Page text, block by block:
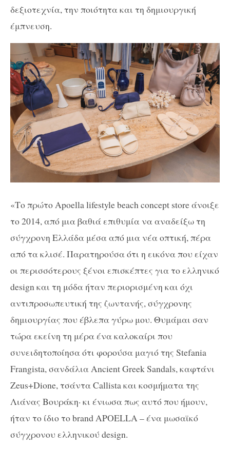
δεξιοτεχνία, την ποιότητα και τη δημιουργική
έμπνευση.
«Το πρώτο Apoella lifestyle beach concept store άνοιξε
το 2014, από μια βαθιά επιθυμία να αναδείξω τη
σύγχρονη Ελλάδα μέσα από μια νέα οπτική, πέρα
από τα κλισέ. Παρατηρούσα ότι η εικόνα που είχαν
οι περισσότερους ξένοι επισκέπτες για το ελληνικό
design και τη μόδα ήταν περιορισμένη και όχι
αντιπροσωπευτική της ζωντανής, σύγχρονης
δημιουργίας που έβλεπα γύρω μου. Θυμάμαι σαν
τώρα εκείνη τη μέρα ένα καλοκαίρι που
συνειδητοποίησα ότι φορούσα μαγιό της Stefania
Frangista, σανδάλια Ancient Greek Sandals, καφτάνι
Zeus+Dione, τσάντα Callista και κοσμήματα της
Λιάνας Βουράκη· κι ένιωσα πως αυτό που ήμουν,
ήταν το ίδιο το brand APOELLA – ένα μωσαϊκό
σύγχρονου ελληνικού design.